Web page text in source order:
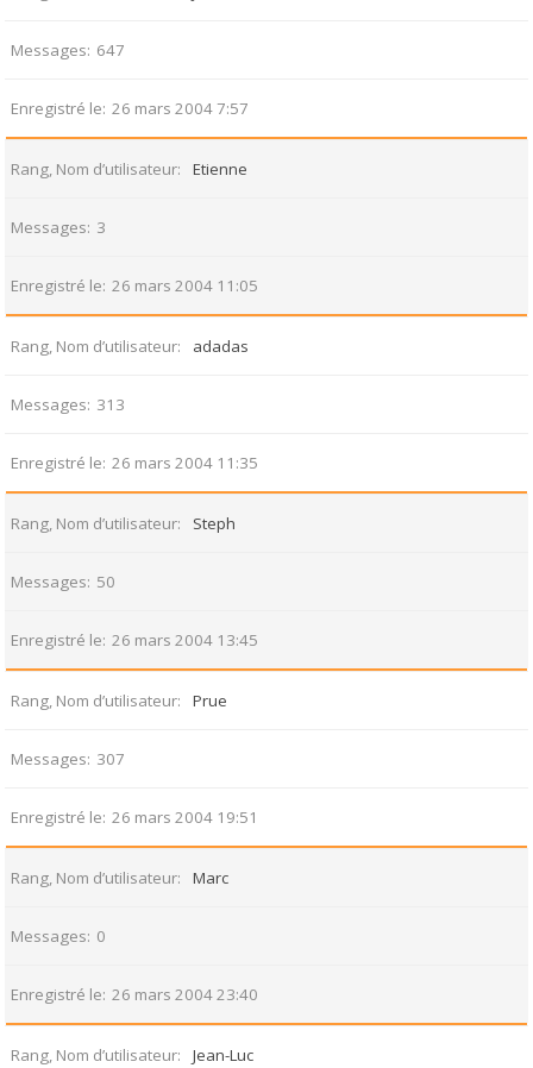
Messages 647
Enregistré le 26 mars 2004 7:57
Rang, Nom d’utilisateur Etienne
Messages 3
Enregistré le 26 mars 2004 11:05
Rang, Nom d’utilisateur adadas
Messages 313
Enregistré le 26 mars 2004 11:35
Rang, Nom d’utilisateur Steph
Messages 50
Enregistré le 26 mars 2004 13:45
Rang, Nom d’utilisateur Prue
Messages 307
Enregistré le 26 mars 2004 19:51
Rang, Nom d’utilisateur Marc
Messages 0
Enregistré le 26 mars 2004 23:40
Rang, Nom d’utilisateur Jean-Luc